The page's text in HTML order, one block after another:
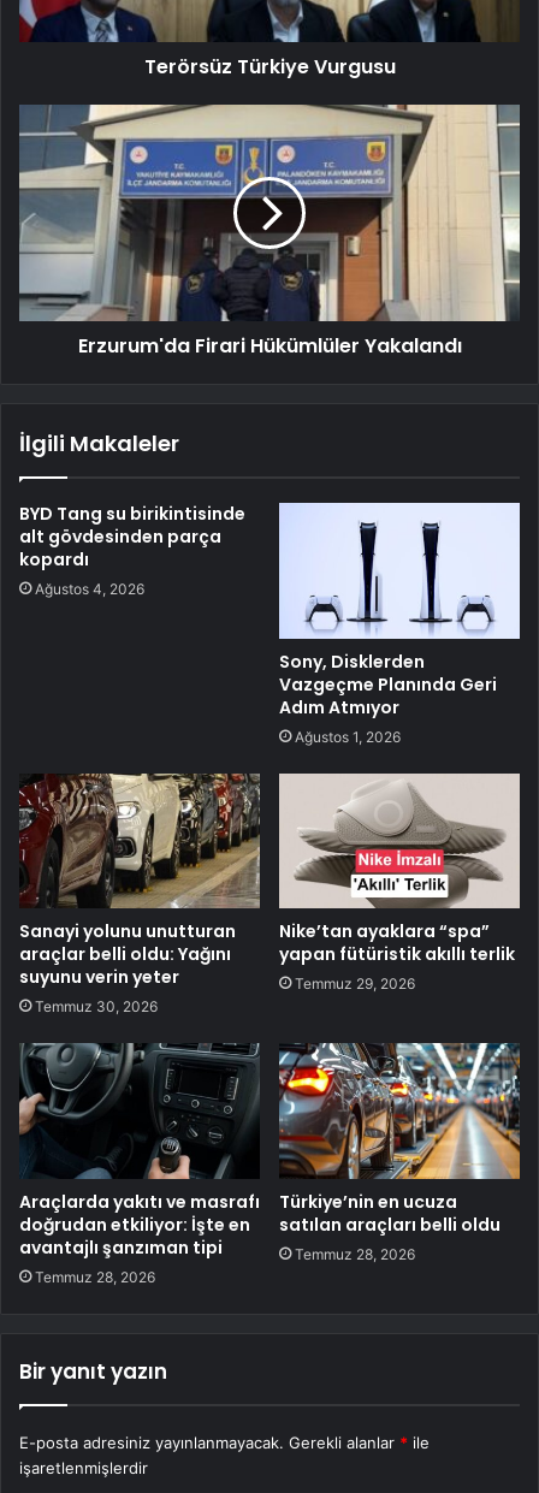
Terörsüz Türkiye Vurgusu
Erzurum'da Firari Hükümlüler Yakalandı
İlgili Makaleler
BYD Tang su birikintisinde
alt gövdesinden parça
kopardı
Ağustos 4, 2026
Sony, Disklerden
Vazgeçme Planında Geri
Adım Atmıyor
Ağustos 1, 2026
Sanayi yolunu unutturan
araçlar belli oldu: Yağını
suyunu verin yeter
Temmuz 30, 2026
Nike’tan ayaklara “spa”
yapan fütüristik akıllı terlik
Temmuz 29, 2026
Araçlarda yakıtı ve masrafı
doğrudan etkiliyor: İşte en
avantajlı şanzıman tipi
Temmuz 28, 2026
Türkiye’nin en ucuza
satılan araçları belli oldu
Temmuz 28, 2026
Bir yanıt yazın
E-posta adresiniz yayınlanmayacak. Gerekli alanlar * ile
işaretlenmişlerdir